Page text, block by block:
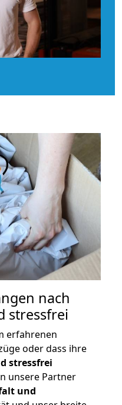
nach
stressfrei
erfahrenen
oder dass ihre
stressfrei
unsere Partner
und